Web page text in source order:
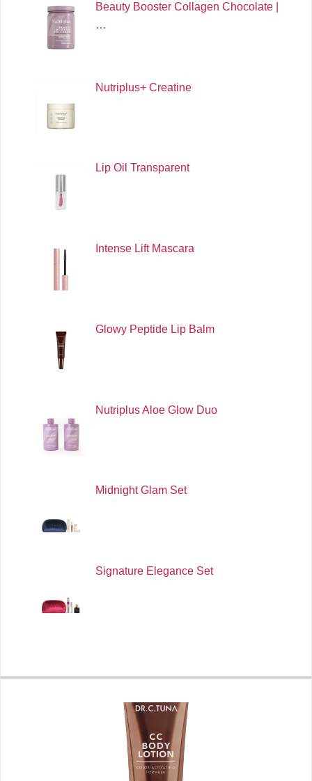
Beauty Booster Collagen Chocolate |
…
Nutriplus+ Creatine
Lip Oil Transparent
Intense Lift Mascara
Glowy Peptide Lip Balm
Nutriplus Aloe Glow Duo
Midnight Glam Set
Signature Elegance Set